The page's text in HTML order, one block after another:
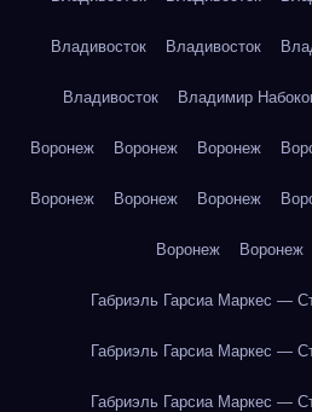
Владивосток Владивосток
Владивосток Владимир
Воронеж Воронеж Воронеж
Воронеж Воронеж Воронеж
Воронеж Воронеж
Габриэль Гарсиа Маркес —
Габриэль Гарсиа Маркес —
Габриэль Гарсиа Маркес —